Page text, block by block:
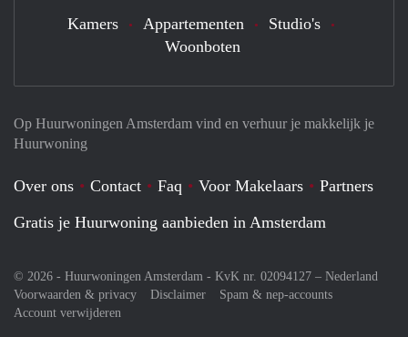
Op Huurwoningen Amsterdam vind en verhuur je makkelijk je
Huurwoning
Over ons Contact Faq Voor Makelaars
Partners
Gratis je Huurwoning aanbieden in Amsterdam
© 2026 - Huurwoningen Amsterdam - KvK nr. 02094127 – Nederland
Voorwaarden & privacy
Disclaimer
Spam & nep-accounts
Account verwijderen
Kamers Appartementen
Studio's
Woonboten